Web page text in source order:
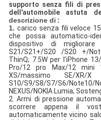
supporto senza fili di
dell'automobile astuta
descrizione di :
1.carico senza fili veloce
che possa automatico-
dispositivo di
S21/S21+/S20 /S20 +/
ThinQ; 7.5W per l'iPhone
Pro/12 pro Max/12
XS/massimo SE/
S10/S9/S8/S7/S6/Note10/
NEXUS/NOKIA Lumia;
2.Armi di pressione
scorrere appena il
automaticamente vicino